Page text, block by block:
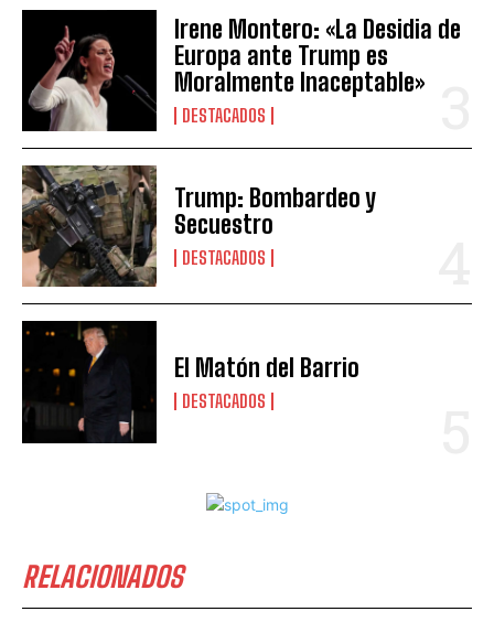
Irene Montero: «La Desidia de
Europa ante Trump es
Moralmente Inaceptable»
DESTACADOS
Trump: Bombardeo y
Secuestro
DESTACADOS
El Matón del Barrio
DESTACADOS
RELACIONADOS